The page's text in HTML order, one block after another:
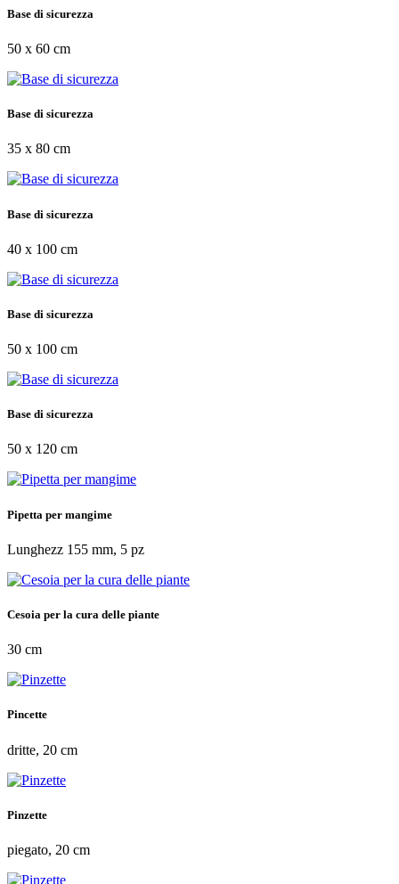
Base di sicurezza
50 x 60 cm
Base di sicurezza
35 x 80 cm
Base di sicurezza
40 x 100 cm
Base di sicurezza
50 x 100 cm
Base di sicurezza
50 x 120 cm
Pipetta per mangime
Lunghezz 155 mm, 5 pz
Cesoia per la cura delle piante
30 cm
Pincette
dritte, 20 cm
Pinzette
piegato, 20 cm